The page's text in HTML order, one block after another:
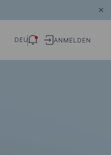
DEU ANMELDEN